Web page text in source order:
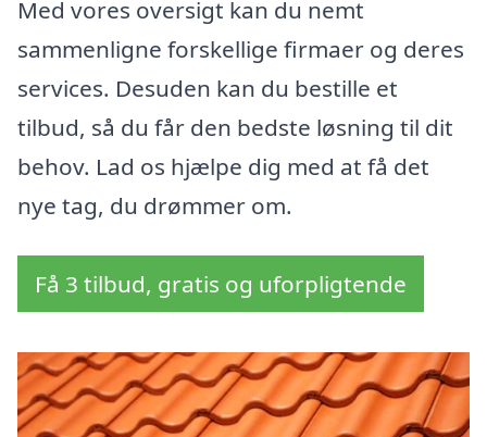
Med vores oversigt kan du nemt
sammenligne forskellige firmaer og deres
services. Desuden kan du bestille et
tilbud, så du får den bedste løsning til dit
behov. Lad os hjælpe dig med at få det
nye tag, du drømmer om.
Få 3 tilbud, gratis og uforpligtende